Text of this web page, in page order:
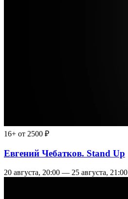
16+ от 2500 ₽
Евгений Чебатков. Stand Up
20 августа, 20:00 — 25 августа, 21:00